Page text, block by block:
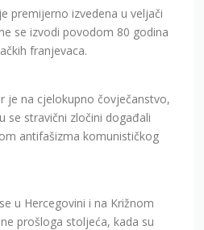
premijerno izvedena u veljači
se izvodi povodom 80 godina
franjevaca.
je na cjelokupno čovječanstvo,
se stravični zločini događali
antifašizma komunističkog
u Hercegovini i na Križnom
prošloga stoljeća, kada su